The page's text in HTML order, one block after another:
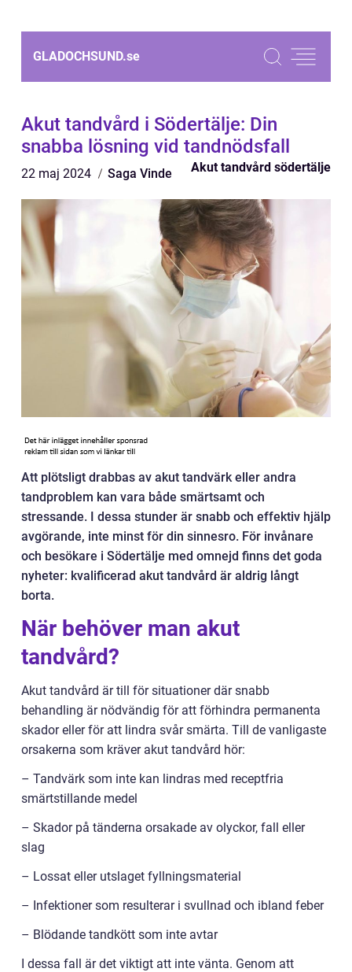
GLADOCHSUND.se
Akut tandvård i Södertälje: Din
snabba lösning vid tandnödsfall
22 maj 2024 Saga Vinde Akut tandvård södertälje
Att plötsligt drabbas av akut tandvärk eller andra
tandproblem kan vara både smärtsamt och
stressande. I dessa stunder är snabb och effektiv hjälp
avgörande, inte minst för din sinnesro. För invånare
och besökare i Södertälje med omnejd finns det goda
nyheter: kvalificerad akut tandvård är aldrig långt
borta.
När behöver man akut
tandvård?
Akut tandvård är till för situationer där snabb
behandling är nödvändig för att förhindra permanenta
skador eller för att lindra svår smärta. Till de vanligaste
orsakerna som kräver akut tandvård hör:
– Tandvärk som inte kan lindras med receptfria
smärtstillande medel
– Skador på tänderna orsakade av olyckor, fall eller
slag
– Lossat eller utslaget fyllningsmaterial
– Infektioner som resulterar i svullnad och ibland feber
– Blödande tandkött som inte avtar
I dessa fall är det viktigt att inte vänta. Genom att